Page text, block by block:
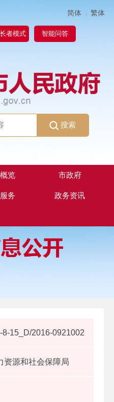
简体 | 繁体
长者模式 智能问答
搜索
览 市政府
务 政务资讯
8-15_D/2016-0921002
资源和社会保障局